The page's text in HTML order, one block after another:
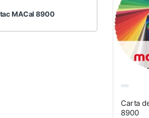
Carta
8900
MACal 8900